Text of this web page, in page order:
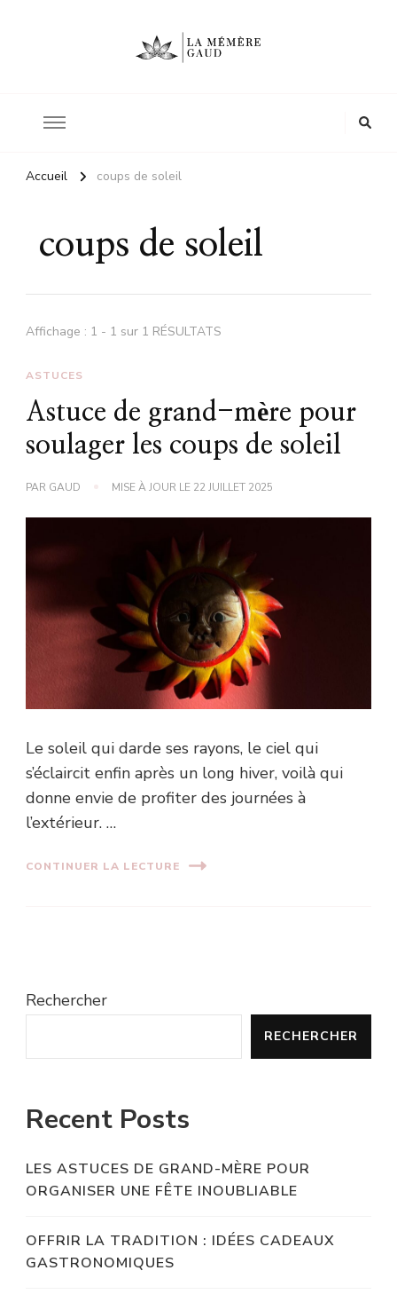
Accueil coups de soleil
coups de soleil
Affichage : 1 - 1 sur 1 RÉSULTATS
ASTUCES
Astuce de grand-mère pour
soulager les coups de soleil
PAR GAUD MISE À JOUR LE 22 JUILLET 2025
Le soleil qui darde ses rayons, le ciel qui
s’éclaircit enfin après un long hiver, voilà qui
donne envie de profiter des journées à
l’extérieur. …
CONTINUER LA LECTURE
Rechercher
RECHERCHER
Recent Posts
LES ASTUCES DE GRAND-MÈRE POUR
ORGANISER UNE FÊTE INOUBLIABLE
OFFRIR LA TRADITION : IDÉES CADEAUX
GASTRONOMIQUES